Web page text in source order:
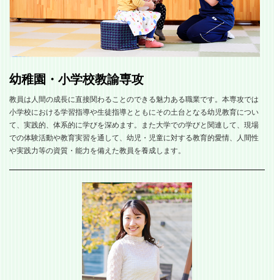
幼稚園・小学校教諭専攻
教員は人間の成長に直接関わることのできる魅力ある職業です。本専攻では
小学校における学習指導や生徒指導とともにその土台となる幼児教育につい
て、実践的、体系的に学びを深めます。また大学での学びと関連して、現場
での体験活動や教育実習を通して、幼児・児童に対する教育的愛情、人間性
や実践力等の資質・能力を備えた教員を養成します。